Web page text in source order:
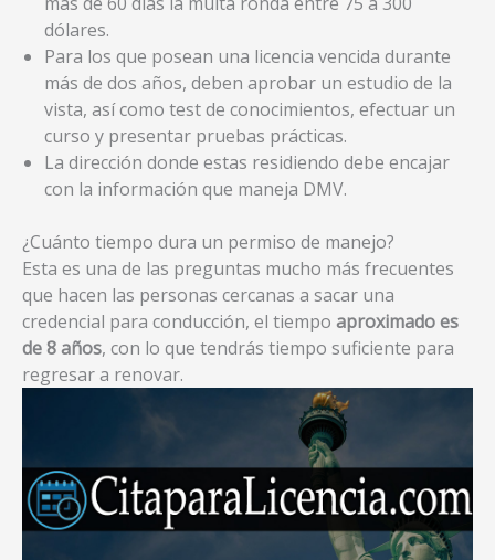
dólares.
Para los que posean una licencia vencida durante
más de dos años, deben aprobar un estudio de la
vista, así como test de conocimientos, efectuar un
curso y presentar pruebas prácticas.
La dirección donde estas residiendo debe encajar
con la información que maneja DMV.
¿Cuánto tiempo dura un permiso de manejo?
Esta es una de las preguntas mucho más frecuentes
que hacen las personas cercanas a sacar una
credencial para conducción, el tiempo aproximado es
de 8 años, con lo que tendrás tiempo suficiente para
regresar a renovar.